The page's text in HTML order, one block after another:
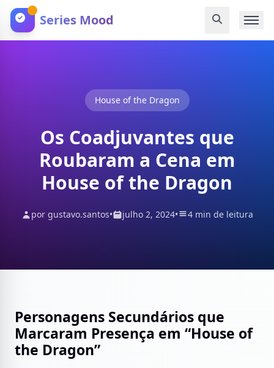
Series Mood
House of the Dragon
Os Coadjuvantes que
Roubaram a Cena em
House of the Dragon
por gustavo.santos• julho 2, 2024• 4 min de leitura
Personagens Secundários que
Marcaram Presença em “House of
the Dragon”